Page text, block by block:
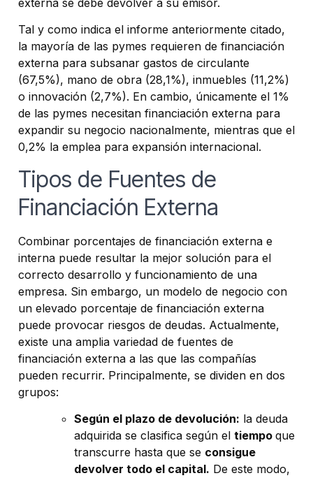
externa se debe devolver a su emisor.
Tal y como indica el informe anteriormente citado,
la mayoría de las pymes requieren de financiación
externa para subsanar gastos de circulante
(67,5%), mano de obra (28,1%), inmuebles (11,2%)
o innovación (2,7%). En cambio, únicamente el 1%
de las pymes necesitan financiación externa para
expandir su negocio nacionalmente, mientras que el
0,2% la emplea para expansión internacional.
Tipos de Fuentes de
Financiación Externa
Combinar porcentajes de financiación externa e
interna puede resultar la mejor solución para el
correcto desarrollo y funcionamiento de una
empresa. Sin embargo, un modelo de negocio con
un elevado porcentaje de financiación externa
puede provocar riesgos de deudas. Actualmente,
existe una amplia variedad de fuentes de
financiación externa a las que las compañías
pueden recurrir. Principalmente, se dividen en dos
grupos:
Según el plazo de devolución: la deuda
adquirida se clasifica según el tiempo que
transcurre hasta que se consigue
devolver todo el capital. De este modo,